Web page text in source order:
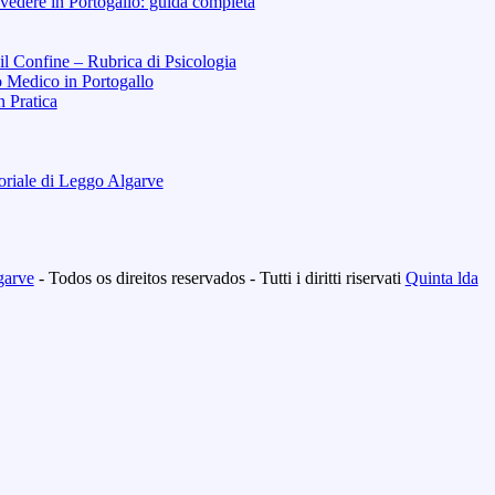
Confine – Rubrica di Psicologia
Medico in Portogallo
Pratica
di Leggo Algarve
- Todos os direitos reservados - Tutti i diritti riservati Quinta lda